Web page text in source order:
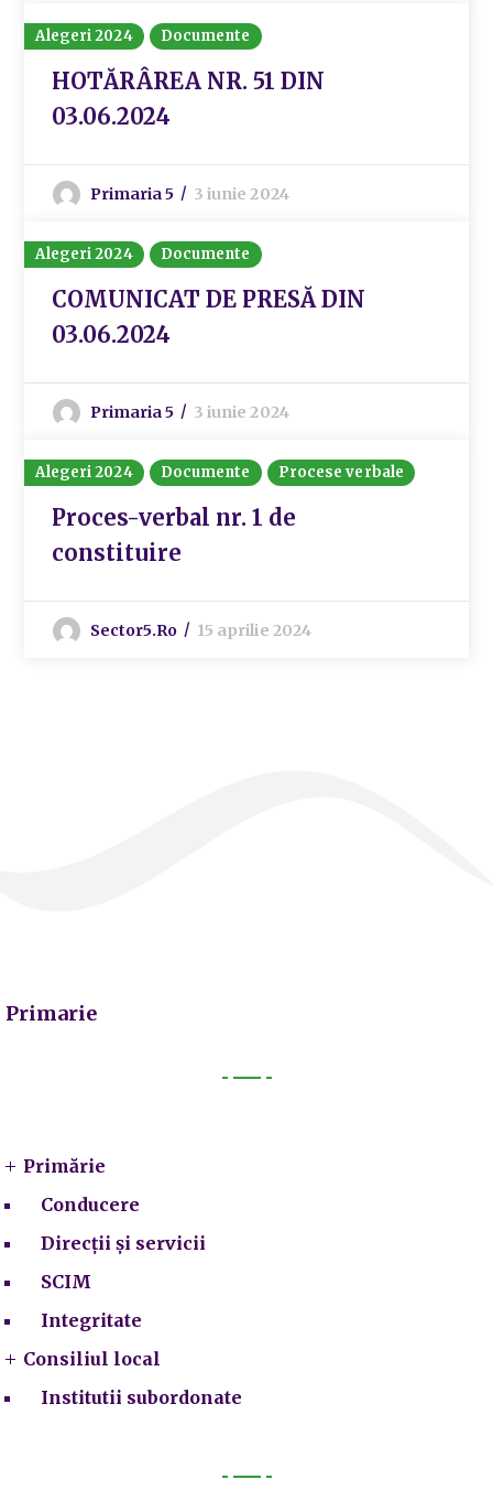
Alegeri 2024 Documente
HOTĂRÂREA NR. 51 DIN
03.06.2024
Primaria 5 3 iunie 2024
Alegeri 2024 Documente
COMUNICAT DE PRESĂ DIN
03.06.2024
Primaria 5 3 iunie 2024
Alegeri 2024 Documente Procese verbale
Proces-verbal nr. 1 de
constituire
Sector5.ro 15 aprilie 2024
Primarie
Primărie
Conducere
Direcții și servicii
SCIM
Integritate
Consiliul local
Institutii subordonate